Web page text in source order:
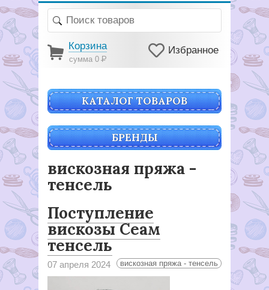
Корзина
сумма 0Р
Избранное
КАТАЛОГ ТОВАРОВ
БРЕНДЫ
вискозная пряжа -
тенсель
Поступление
вискозы Сеам
тенсель
07 апреля 2024 вискозная пряжа - тенсель